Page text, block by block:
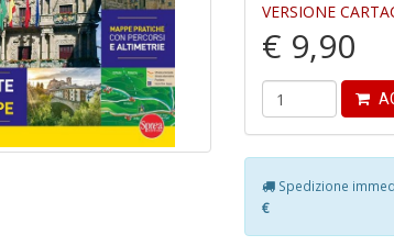
VERSIONE
€ 9,90
Spedizione
€